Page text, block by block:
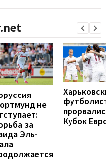
не
за
Эль-
Кубок